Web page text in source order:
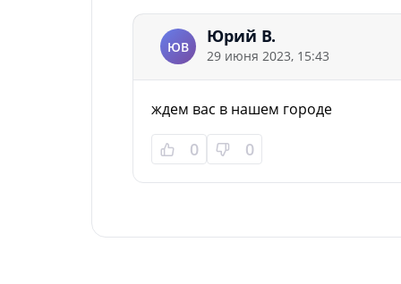
ЮВ
Юрий В.
29 июня 2023, 15:43
ждем вас в нашем городе
0 0